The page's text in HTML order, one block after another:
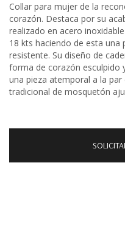
Collar para mujer de la
corazón. Destaca por su
realizado en acero
18 kts haciendo de esta una
resistente. Su diseño de
forma de corazón esculpido
una pieza atemporal a la
tradicional de mosquetón